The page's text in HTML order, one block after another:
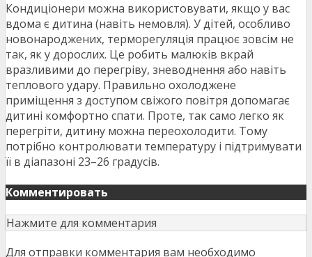
Кондиціонери можна використовувати, якщо у вас
вдома є дитина (навіть немовля). У дітей, особливо
новонароджених, терморегуляція працює зовсім не
так, як у дорослих. Це робить малюків вкрай
вразливими до перегріву, зневоднення або навіть
теплового удару. Правильно охолоджене
приміщення з доступом свіжого повітря допомагає
дитині комфортно спати. Проте, так само легко як
перегріти, дитину можна переохолодити. Тому
потрібно контролювати температуру і підтримувати
її в діапазоні 23–26 градусів.
Комментировать
Нажмите для комментария
Для отправки комментария вам необходимо